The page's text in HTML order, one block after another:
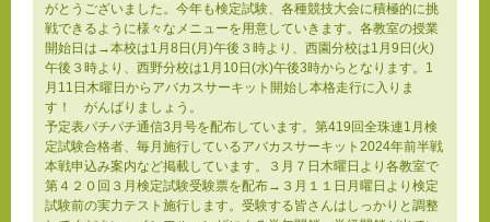
がとうございました。今年も検定試験、各種競技大会に積極的に挑
戦できるように様々なメニューを用意していきます。各教室の授業
開始日は→本校は1月8日(月)午後３時より、西園分校は1月9日(火)
午後３時より、西野分校は1月10日(水)午後3時からとなります。1
月11日木曜日からアバカスサーキット開始し本格走行に入りま
す！ がんばりましょう。
予定表パチパチ通信3月号を配布しています。第419回全珠連1月検
定試験合格者、毎月施行しているアバカスサーキット2024年前半戦
本戦申込み案内など掲載しています。３月７日木曜日より各教室で
第４２０回３月検定試験受験票を配布→３月１１日月曜日より検定
試験前の実力テスト施行します。受験する皆さんはしっかりと調整